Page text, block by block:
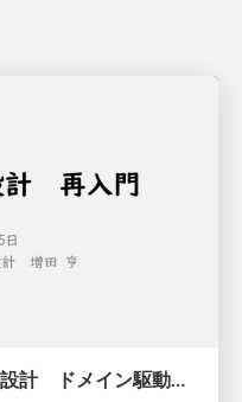
今こそ聞きたいソフトウェア設計 ドメイン駆動設計再入門